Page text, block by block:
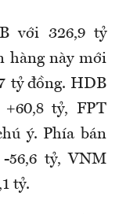
với 326,9 tỷ
hàng này mới
tỷ đồng. HDB
tỷ, FPT
ý. Phía bán
56,6 tỷ, VNM
tỷ.